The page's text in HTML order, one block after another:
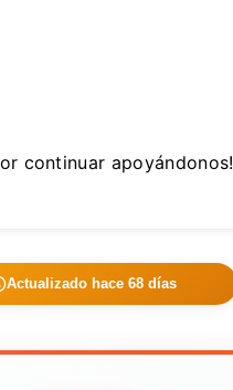
continuar apoyándonos!
Actualizado hace 68 días